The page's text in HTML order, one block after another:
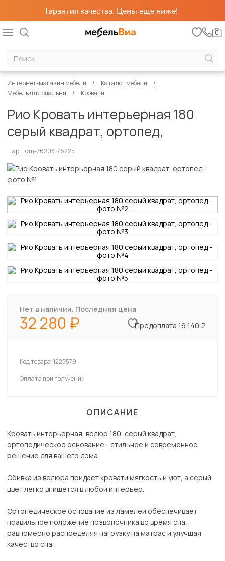
Гарантия качества. Цены еще ниже!
0
Интернет-магазин мебели
Каталог мебели
Мебель для спальни
Кровати
Рио Кровать интерьерная 180
серый квадрат, ортопед,
арт. dm-76203-76225
Нет в наличии. Последняя цена
32 280 Предоплата 16 140 ₽
Код товара:1225579
Оплата при получении
ОПИСАНИЕ
Кровать интерьерная, велюр 180, серый квадрат,
ортопедическое основание - стильное и современное
решение для вашего дома.
Обивка из велюра придает кровати мягкость и уют, а серый
цвет легко впишется в любой интерьер.
Ортопедическое основание из ламелей обеспечивает
правильное положение позвоночника во время сна,
равномерно распределяя нагрузку на матрас и улучшая
качество сна.